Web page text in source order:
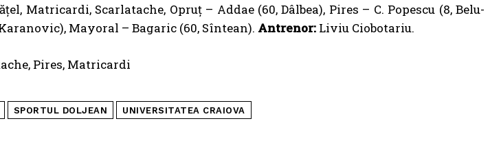
Matricardi, Scarlatache, Opruţ – Addae (60, Dâlbea), Pires – C. Popescu (8, Belu-
Mayoral – Bagaric (60, Sîntean). Antrenor: Liviu Ciobotariu.
Pires, Matricardi
SPORTUL DOLJEAN UNIVERSITATEA CRAIOVA